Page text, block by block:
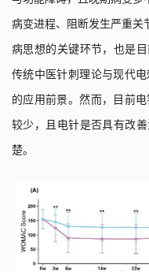
病变进程、阻断发生严重关
病思想的关键环节，也是
传统中医针刺理论与现代
的应用前景。然而，目前
较少，且电针是否具有改
楚。